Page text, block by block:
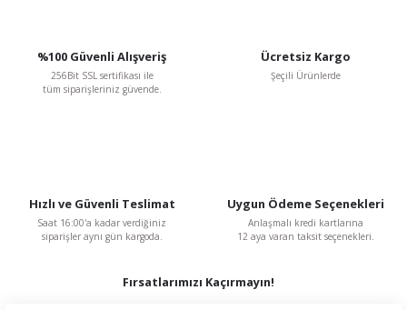
BVN Bahçıvan
%48 1.569,76 TL
%100 Güvenli Alışveriş
256Bit SSL sertifikası ile
tüm siparişleriniz güvende.
Ücretsiz Kargo
Şeçili Ürünlerde
Hızlı ve Güvenli Teslimat
Saat 16:00'a kadar verdiğiniz
siparişler aynı gün kargoda.
Uygun Ödeme Seçenekleri
Anlaşmalı kredi kartlarına
12 aya varan taksit seçenekleri.
Fırsatlarımızı Kaçırmayın!